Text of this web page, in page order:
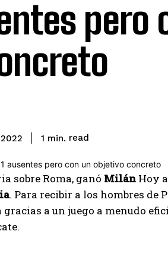
pero
1 min. read
sobre Roma, ganó Milán Hoy
. Para recibir a los hombres de
a un juego a menudo